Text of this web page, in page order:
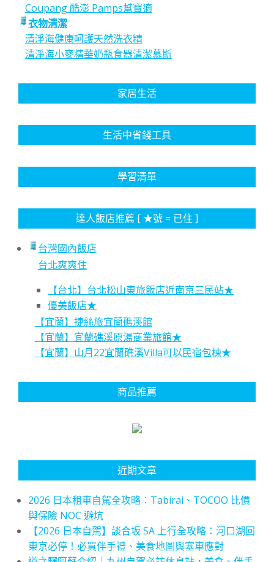
Coupang 酷澎 Pamps幫寶適
衣物清潔
清淨海健康呵護天然洗衣精
清淨海小麥精華奶瓶食器清潔慕斯
家居生活
生活中省錢工具
學習清單
達人飯店推薦 [ ★號 = 已住 ]
台灣國內飯店
台北爽爽住
【台北】台北松山東旅飯店近南京三民站★
優美飯店★
【宜蘭】捷絲旅宜蘭礁溪館
【宜蘭】宜蘭礁溪原湯商業旅館★
【宜蘭】山月22宜蘭礁溪Villa可以民宿包棟★
商品推薦
近期文章
2026 日本租車自駕全攻略：Tabirai、TOCOO 比價
與保險 NOC 避坑
【2026 日本自駕】談合坂 SA 上行全攻略：河口湖回
東京必停！必買伴手禮、美食地圖與塞車應對